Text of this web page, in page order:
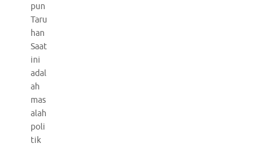
pun
Taru
han
Saat
ini
adal
ah
mas
alah
poli
tik